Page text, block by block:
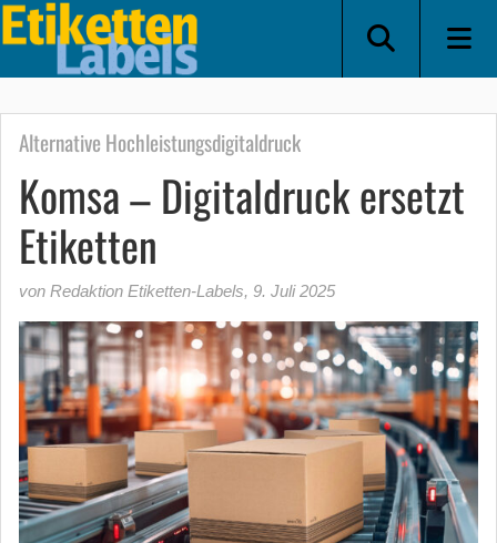
Alternative Hochleistungsdigitaldruck
Komsa – Digitaldruck ersetzt
Etiketten
von Redaktion Etiketten-Labels, 9. Juli 2025